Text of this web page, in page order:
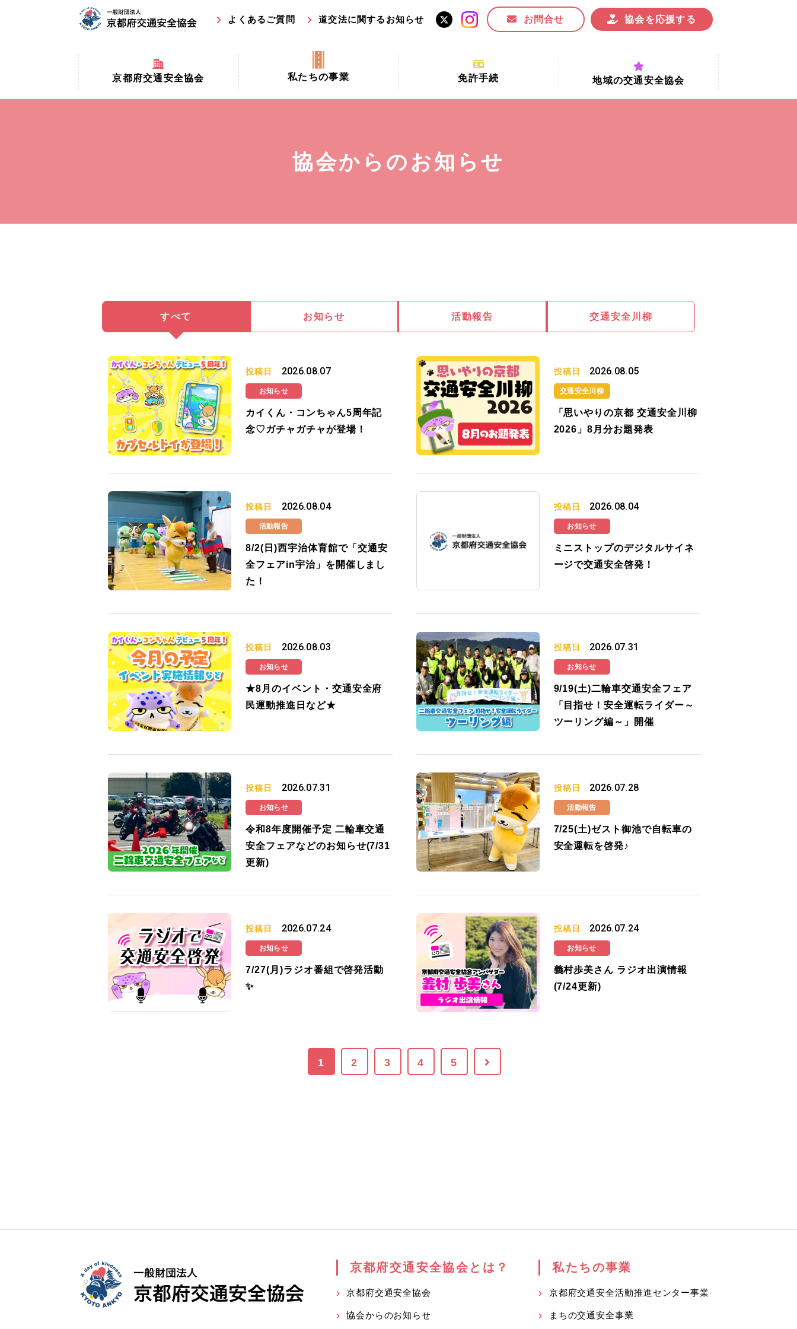
よくあるご質問 道交法に関するお知らせ お問合せ 協会を応援する
京都府交通安全協会
京都府交通安全協会とは？
私たちの事業
京都府交通安全活動推進センター事業
交通安全協力金の活用事業
免許手続
手続場所の対象者及び受付時間
講習時間
地域の交通安全協会
協会からのお知らせ
すべて お知らせ 活動報告 交通安全川柳
投稿日 2026.08.07
お知らせ
カイくん・コンちゃん5周年記
念♡ガチャガチャが登場！
投稿日 2026.08.05
交通安全川柳
「思いやりの京都 交通安全川柳
2026」8月分お題発表
投稿日 2026.08.04
活動報告
8/2(日)西宇治体育館で「交通安
全フェアin宇治」を開催しまし
た！
投稿日 2026.08.04
お知らせ
ミニストップのデジタルサイネ
ージで交通安全啓発！
投稿日 2026.08.03
お知らせ
★8月のイベント・交通安全府
民運動推進日など★
投稿日 2026.07.31
お知らせ
9/19(土)二輪車交通安全フェア
「目指せ！安全運転ライダー～
ツーリング編～」開催
投稿日 2026.07.31
お知らせ
令和8年度開催予定 二輪車交通
安全フェアなどのお知らせ(7/31
更新)
投稿日 2026.07.28
活動報告
7/25(土)ゼスト御池で自転車の
安全運転を啓発♪
投稿日 2026.07.24
お知らせ
7/27(月)ラジオ番組で啓発活動
✨
投稿日 2026.07.24
お知らせ
義村歩美さん ラジオ出演情報
(7/24更新)
1 2 3 4 5
京都府交通安全協会とは？
京都府交通安全協会
協会からのお知らせ
私たちの事業
京都府交通安全活動推進センター事業
まちの交通安全事業